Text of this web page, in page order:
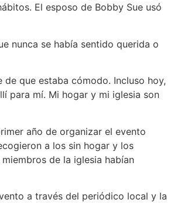
El esposo de Bobby Sue usó
nunca se había sentido querida o
de que estaba cómodo. Incluso hoy,
para mí. Mi hogar y mi iglesia son
año de organizar el evento
a los sin hogar y los
de la iglesia habían
a través del periódico local y la